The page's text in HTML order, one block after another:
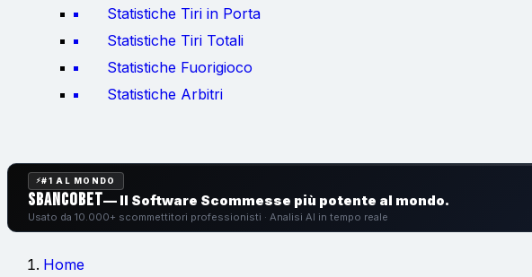
Statistiche Tiri in Porta
Statistiche Tiri Totali
Statistiche Fuorigioco
Statistiche Arbitri
#1 AL MONDO
SbancoBet— Il Software Scommesse più potente al mondo.
Usato da 10.000+ scommettitori professionisti · Analisi AI in tempo reale
Home